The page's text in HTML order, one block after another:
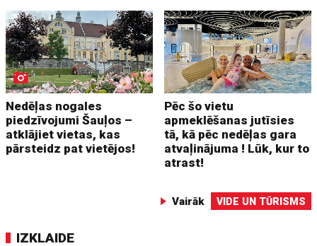
Nedēļas nogales
piedzīvojumi Šauļos –
atklājiet vietas, kas
pārsteidz pat vietējos!
Pēc šo vietu
apmeklēšanas jutīsies
tā, kā pēc nedēļas gara
atvaļinājuma ! Lūk, kur to
atrast!
Vairāk VIDE UN TŪRISMS
IZKLAIDE